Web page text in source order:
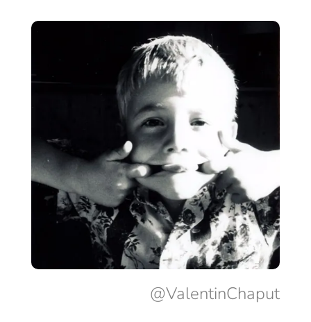
@ValentinChaput